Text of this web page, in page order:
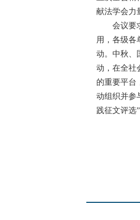
献法学会力
会议要求
用，各级各
动。中秋、
动，在全社
的重要平台
动组织并参
践征文评选